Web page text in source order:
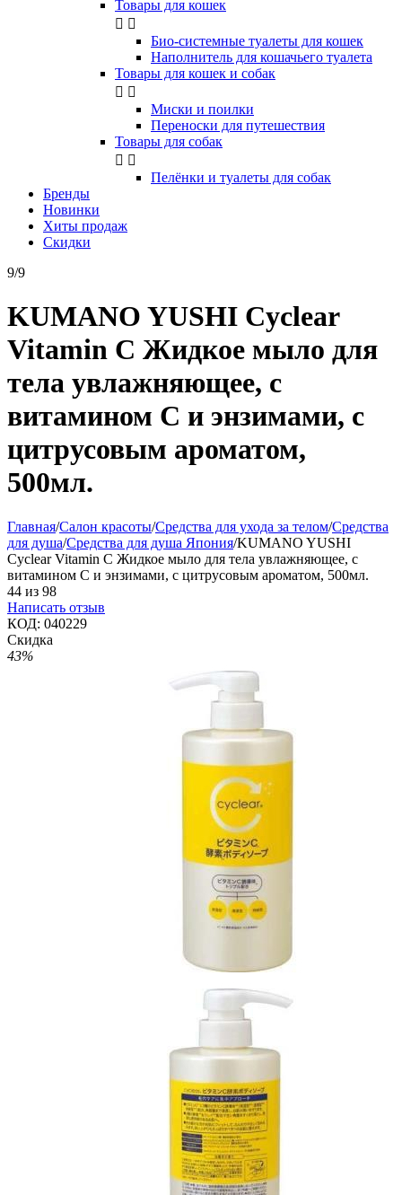
Товары для кошек
 
Био-системные туалеты для кошек
Наполнитель для кошачьего туалета
Товары для кошек и собак
 
Миски и поилки
Переноски для путешествия
Товары для собак
 
Пелёнки и туалеты для собак
Бренды
Новинки
Хиты продаж
Скидки
9/9
KUMANO YUSHI Cyclear
Vitamin C Жидкое мыло для
тела увлажняющее, с
витамином С и энзимами, с
цитрусовым ароматом,
500мл.
Главная/Салон красоты/Средства для ухода за телом/Средства
для душа/Средства для душа Япония/KUMANO YUSHI
Cyclear Vitamin C Жидкое мыло для тела увлажняющее, с
витамином С и энзимами, с цитрусовым ароматом, 500мл.
44 из 98
Написать отзыв
КОД: 040229
Скидка
43%